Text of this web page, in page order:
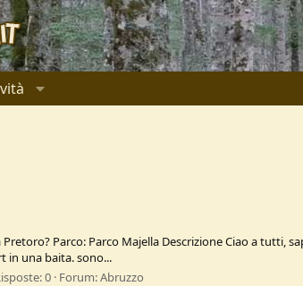
Parco: Parco Majella Descrizione Ciao a tutti,
in una baita. sono...
0 Forum:Abruzzo